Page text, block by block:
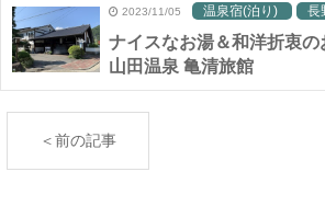
2023/11/05 温泉宿(泊り) 長
ナイスなお湯＆和洋折衷の
山田温泉 亀清旅館
＜前の記事